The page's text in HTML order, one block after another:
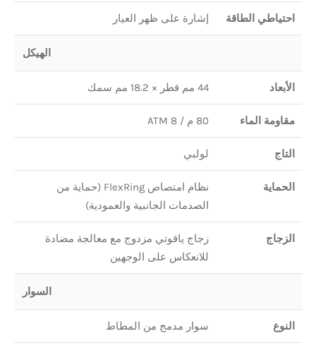
احتياطي الطاقة إشارة على ظهر العيار
الهيكل
الأبعاد 44 مم قطر × 18.2 مم سمك
مقاومة الماء 80 م / 8 ATM
التاج لولبي
الحماية
نظام امتصاص FlexRing (حماية من
الصدمات الجانبية والعمودية)
الزجاج
زجاج ياقوتي مزدوج مع معالجة مضادة
للانعكاس على الوجهين
السوار
النوع سوار مدمج من المطاط